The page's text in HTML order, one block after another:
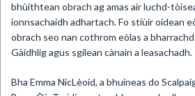
bhùithtean obrach ag amas air luchd-
ionnsachaidh adhartach. Fo stiùir oidean
obrach seo nan cothrom eòlas a
Gàidhlig agus sgilean cànain a leasachadh.
Bha Emma NicLèoid, a bhuineas do